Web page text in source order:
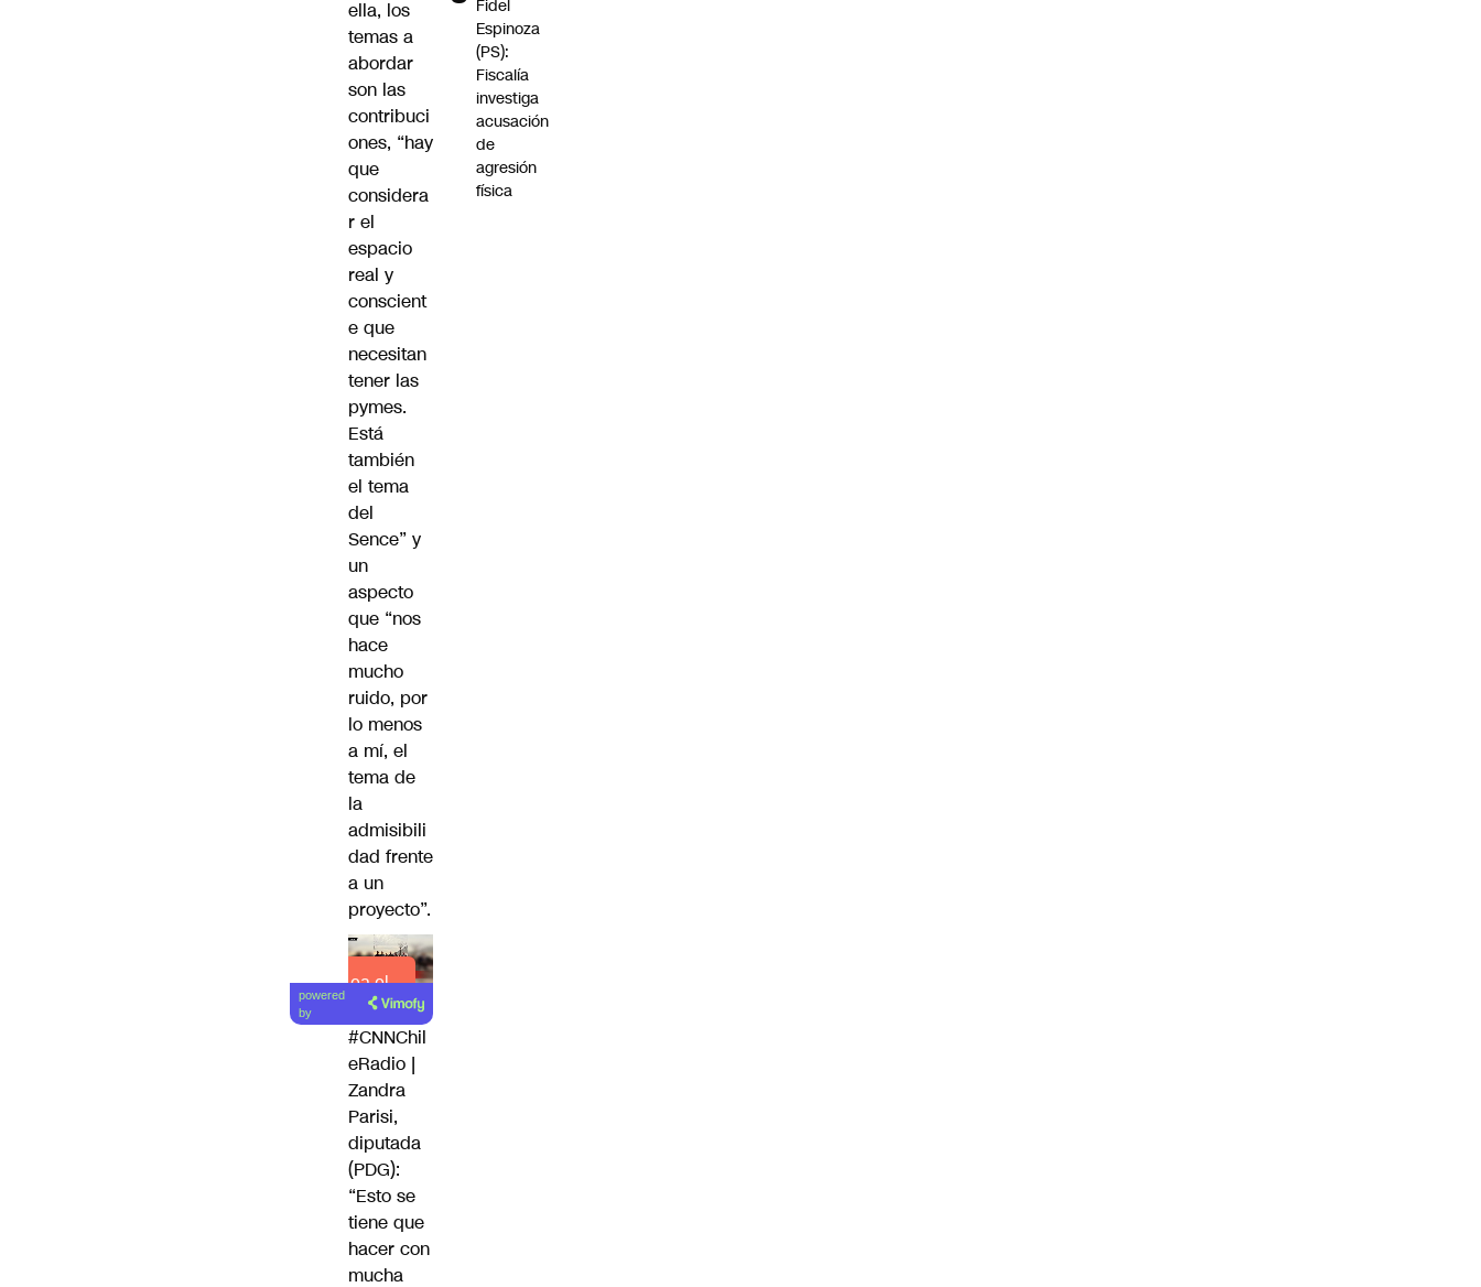
ella, los
temas a
abordar
son las
contribuci
ones, “hay
que
considera
r el
espacio
real y
conscient
e que
necesitan
tener las
pymes.
Está
también
el tema
del
Sence” y
un
aspecto
que “nos
hace
mucho
ruido, por
lo menos
a mí, el
tema de
la
admisibili
dad frente
a un
proyecto”.
Lea el
artículo
powered
by
#CNNChil
eRadio |
Zandra
Parisi,
diputada
(PDG):
“Esto se
tiene que
hacer con
mucha
Fidel
Espinoza
(PS):
Fiscalía
investiga
acusación
de
agresión
física